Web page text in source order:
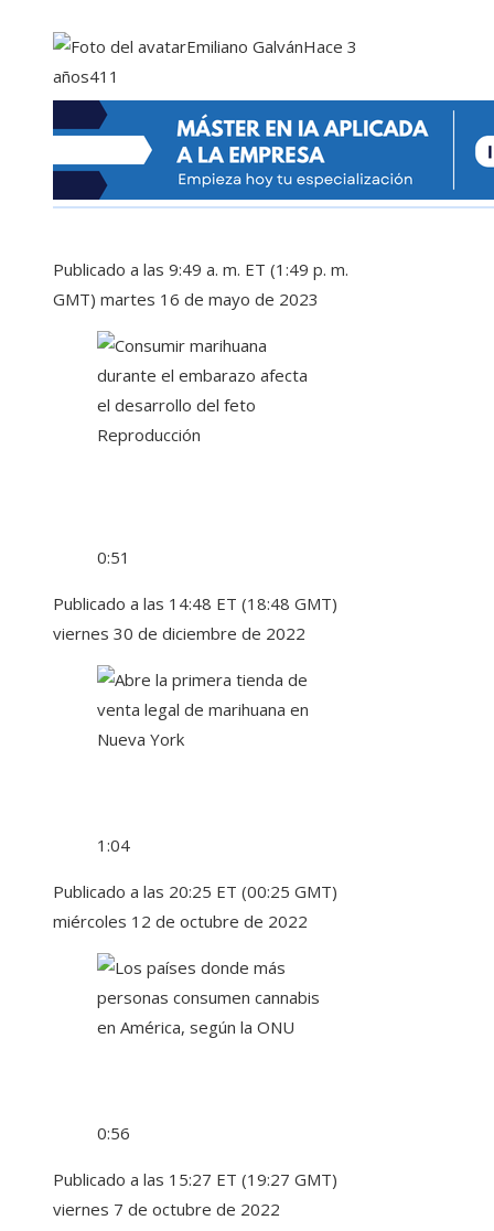
Emiliano GalvánHace 3
años411
Publicado a las 9:49 a. m. ET (1:49 p. m.
GMT) martes 16 de mayo de 2023
Reproducción
0:51
Publicado a las 14:48 ET (18:48 GMT)
viernes 30 de diciembre de 2022
1:04
Publicado a las 20:25 ET (00:25 GMT)
miércoles 12 de octubre de 2022
0:56
Publicado a las 15:27 ET (19:27 GMT)
viernes 7 de octubre de 2022